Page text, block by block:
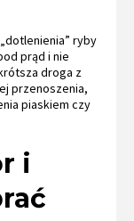
ryby
prąd i nie
droga z
przenoszenia,
piaskiem czy
i